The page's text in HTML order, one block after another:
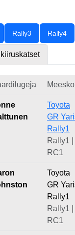
Rally3 Rally4
Toyota
GR
Rally1
Rally1 |
RC1
Toyota
GR
Rally1
Rally1 |
RC1